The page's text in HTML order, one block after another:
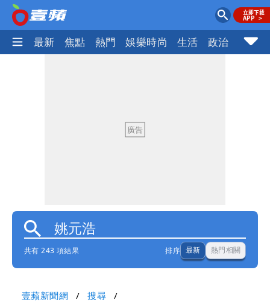
最新 焦點 熱門 娛樂時尚 生活 政治 社會
共有 243 項結果 排序 最新 熱門相關
壹蘋新聞網 搜尋